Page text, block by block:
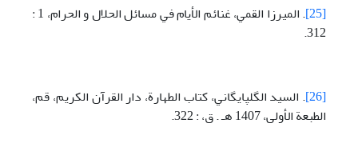
[25]
. الميرزا القمي، غنائم الأيام في مسائل الحلال و الحرام، 1 :
312.
[26]
. السيد الگلپايگاني، كتاب الطهارة، دار القرآن الكريم، قم،
الطبعة الأولی، 1407 هـ . ق، : 322.